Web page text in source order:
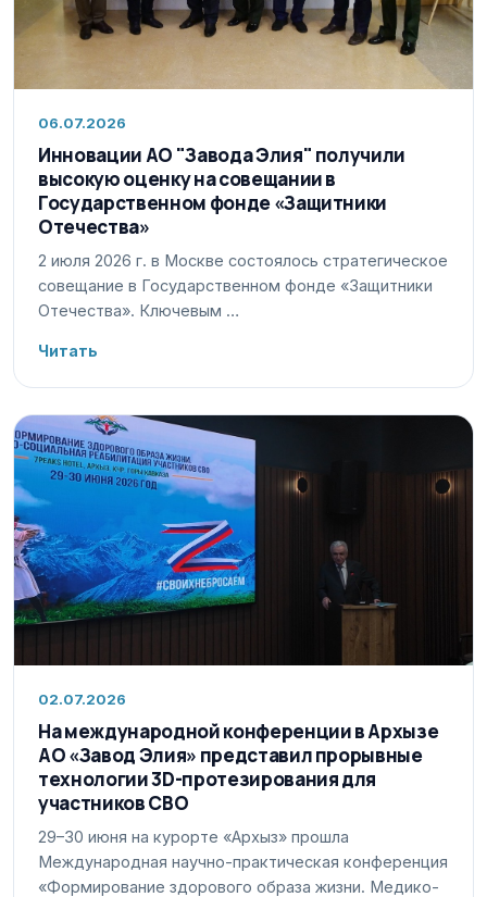
06.07.2026
Инновации АО "Завода Элия" получили
высокую оценку на совещании в
Государственном фонде «Защитники
Отечества»
2 июля 2026 г. в Москве состоялось стратегическое
совещание в Государственном фонде «Защитники
Отечества». Ключевым …
Читать
02.07.2026
На международной конференции в Архызе
АО «Завод Элия» представил прорывные
технологии 3D-протезирования для
участников СВО
29–30 июня на курорте «Архыз» прошла
Международная научно-практическая конференция
«Формирование здорового образа жизни. Медико-